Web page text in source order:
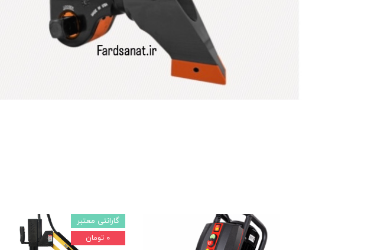
ماشین آلات و تجهیزات پرسکاری
ماشین آلات و تجهیزات کارگاهی
ماشین آلات و تجهیزات رباتیک
مصالح ساختمان
گارانتی معتبر
۰ تومان